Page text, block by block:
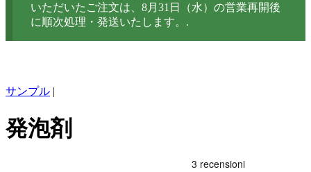
いただいたご注文は、8月31日（水）の営業再開後
に順次処理・発送いたします。.
サンプル |
発泡剤